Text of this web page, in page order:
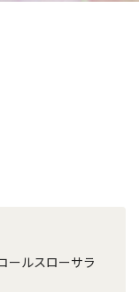
ールスローサラ